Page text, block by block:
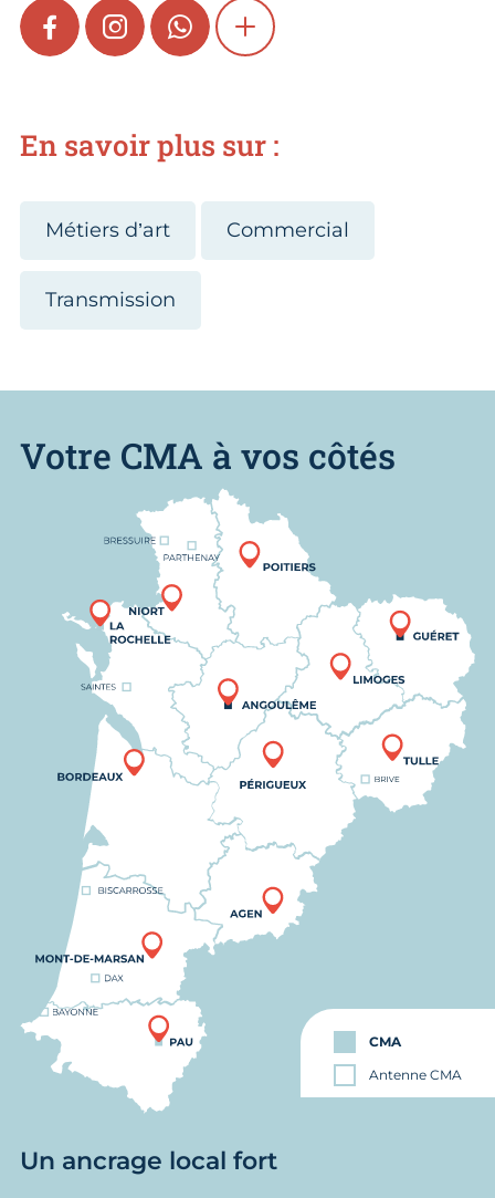
FACEBOOKINSTAGRAMWHATSAPPSHOW MORE
En savoir plus sur :
Métiers d’art Commercial
Transmission
Votre CMA à vos côtés
CMA
Antenne CMA
Un ancrage local fort